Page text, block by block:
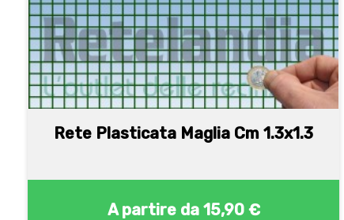
Rete Plasticata Maglia Cm 1.3x1.3
A partire da 15,90 €